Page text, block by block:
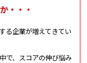
・・・
る企業が増えてきてい
で、スコアの伸び悩み